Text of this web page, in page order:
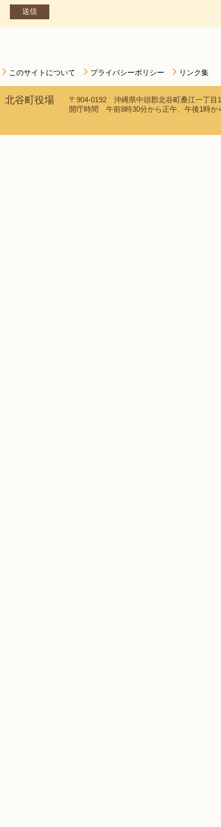
このサイトについて プライバシーポリシー リンク集
北谷町役場
〒904-0192 沖縄県中頭郡北谷町桑江一丁
開庁時間 午前8時30分から正午、午後1時か